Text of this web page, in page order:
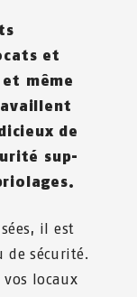
et
même
de
sup­
il est
de sécurité.
vos locaux